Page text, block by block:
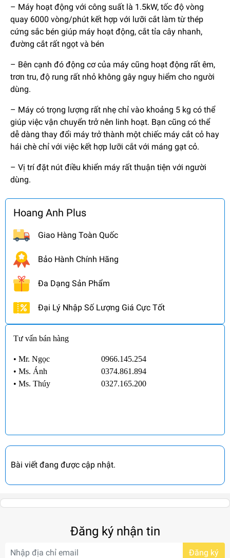
– Máy hoạt động với công suất là 1.5kW, tốc độ vòng
quay 6000 vòng/phút kết hợp với lưỡi cắt làm từ thép
cứng sắc bén giúp máy hoạt động, cắt tỉa cây nhanh,
đường cắt rất ngọt và bén
– Bên cạnh đó động cơ của máy cũng hoạt động rất êm,
trơn tru, độ rung rất nhỏ không gây nguy hiểm cho người
dùng.
– Máy có trọng lượng rất nhẹ chỉ vào khoảng 5 kg có thể
giúp việc vận chuyển trở nên linh hoạt. Bạn cũng có thể
dễ dàng thay đổi máy trở thành một chiếc máy cắt cỏ hay
hái chè chỉ với việc kết hợp lưỡi cắt với máng gạt cỏ.
– Vị trí đặt nút điều khiển máy rất thuận tiện với người
dùng.
Hoang Anh Plus
Giao Hàng Toàn Quốc
Bảo Hành Chính Hãng
Đa Dạng Sản Phẩm
Đại Lý Nhập Số Lượng Giá Cực Tốt
Tư vấn bán hàng
• Mr. Ngọc
0966.145.254
• Ms. Ánh
0374.861.894
• Ms. Thúy 0327.165.200
Bài viết đang được cập nhật.
Đăng ký nhận tin
Đăng ký